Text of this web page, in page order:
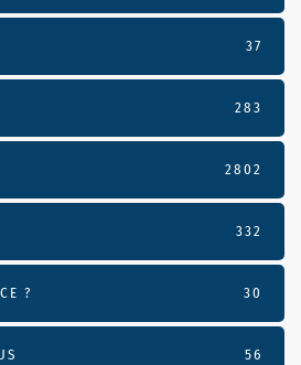
37
283
2802
332
? 30
56